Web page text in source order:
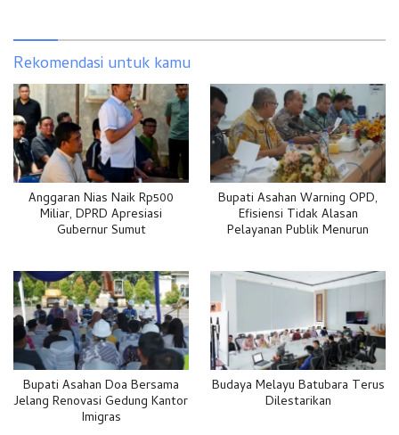
Rekomendasi untuk kamu
Anggaran Nias Naik Rp500
Miliar, DPRD Apresiasi
Gubernur Sumut
Bupati Asahan Warning OPD,
Efisiensi Tidak Alasan
Pelayanan Publik Menurun
Bupati Asahan Doa Bersama
Jelang Renovasi Gedung Kantor
Imigras
Budaya Melayu Batubara Terus
Dilestarikan